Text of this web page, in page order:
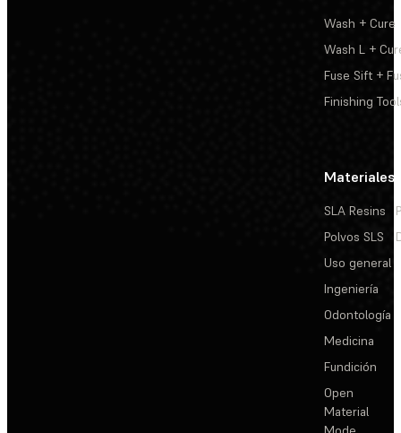
Wash + Cure
Wash L +
Fuse Sift +
Finishing
Materiales
SLA Resins
Polvos SLS
Uso general
Ingeniería
Odontología
Medicina
Fundición
Open
Material